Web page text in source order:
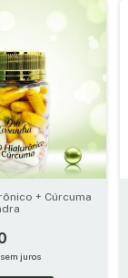
+ Cúrcuma
sem juros